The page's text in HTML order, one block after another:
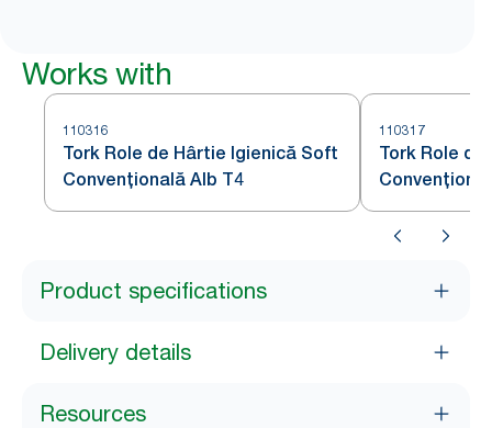
Works with
110316
Tork Role de Hârtie Igienică Soft
Convențională Alb T4
110317
Tork Role
Product specifications
Delivery details
Resources